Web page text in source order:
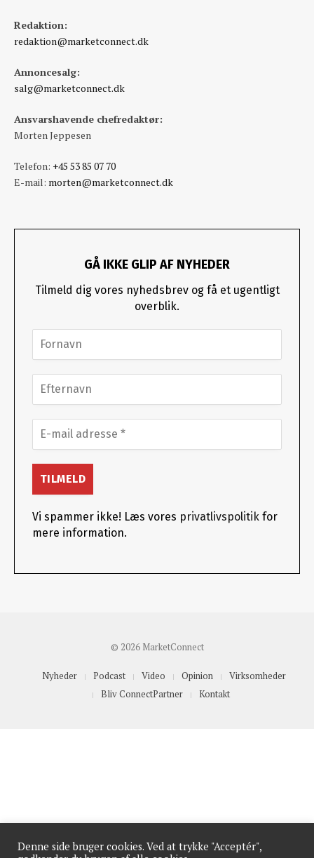
Redaktion:
redaktion@marketconnect.dk
Annoncesalg:
salg@marketconnect.dk
Ansvarshavende chefredaktør:
Morten Jeppesen
Telefon: +45 53 85 07 70
E-mail: morten@marketconnect.dk
GÅ IKKE GLIP AF NYHEDER
Tilmeld dig vores nyhedsbrev og få et ugentligt
overblik.
Vi spammer ikke! Læs vores privatlivspolitik for
mere information.
© 2026 MarketConnect
Nyheder Podcast Video Opinion
Virksomheder
Bliv ConnectPartner
Kontakt
Denne side bruger cookies. Ved at trykke "Acceptér",